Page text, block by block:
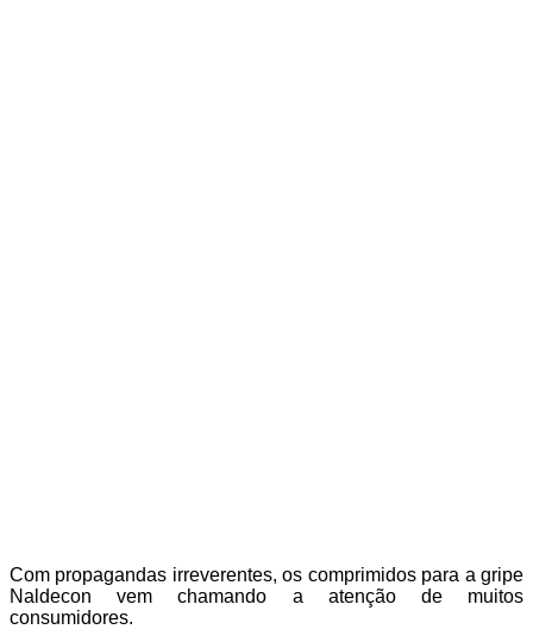
Com propagandas irreverentes, os comprimidos para a gripe
Naldecon vem chamando a atenção de muitos
consumidores.